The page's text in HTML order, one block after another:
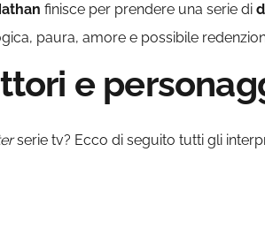
finisce per prendere una serie di
paura, amore e possibile
e
serie tv? Ecco di seguito tutti gli